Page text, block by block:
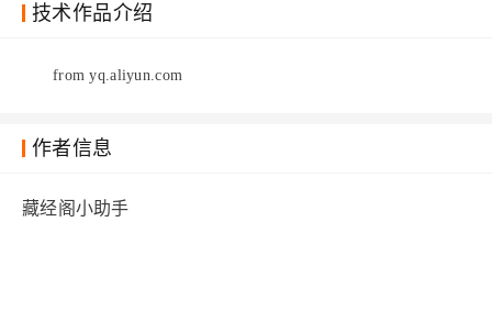
技术作品介绍
from yq.aliyun.com
作者信息
藏经阁小助手